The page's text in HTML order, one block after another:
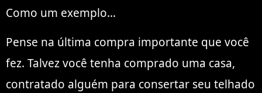
Como um exemplo…
Pense na última compra importante que você
fez. Talvez você tenha comprado uma casa,
contratado alguém para consertar seu telhado